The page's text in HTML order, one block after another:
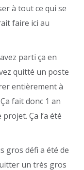
à tout ce qui se
faire ici au
parti ça en
quitté un poste
entièrement à
fait donc 1 an
Ça l’a été
gros défi a été de
un très gros